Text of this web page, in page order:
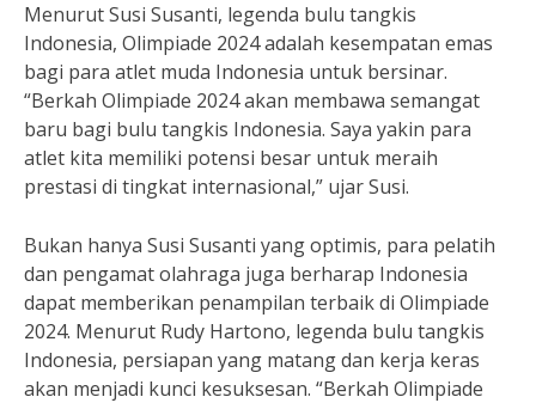
Menurut Susi Susanti, legenda bulu tangkis
Indonesia, Olimpiade 2024 adalah kesempatan emas
bagi para atlet muda Indonesia untuk bersinar.
“Berkah Olimpiade 2024 akan membawa semangat
baru bagi bulu tangkis Indonesia. Saya yakin para
atlet kita memiliki potensi besar untuk meraih
prestasi di tingkat internasional,” ujar Susi.
Bukan hanya Susi Susanti yang optimis, para pelatih
dan pengamat olahraga juga berharap Indonesia
dapat memberikan penampilan terbaik di Olimpiade
2024. Menurut Rudy Hartono, legenda bulu tangkis
Indonesia, persiapan yang matang dan kerja keras
akan menjadi kunci kesuksesan. “Berkah Olimpiade